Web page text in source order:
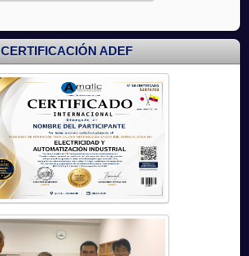
CERTIFICACIÓN ADEF